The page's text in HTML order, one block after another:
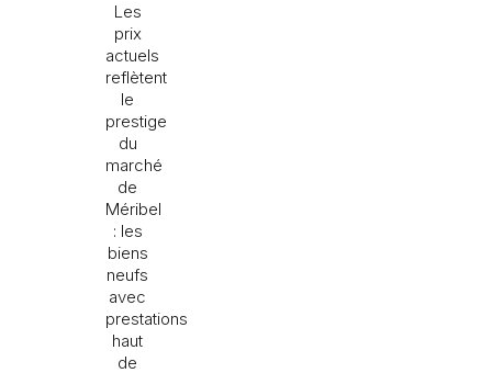
Les
prix
actuels
reflètent
le
prestige
du
marché
de
Méribel
: les
biens
neufs
avec
prestations
haut
de